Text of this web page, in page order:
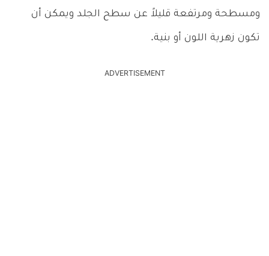
ومسطحة ومرتفعة قليلاً عن سطح الجلد ويمكن أن
تكون زهرية اللون أو بنية.
ADVERTISEMENT